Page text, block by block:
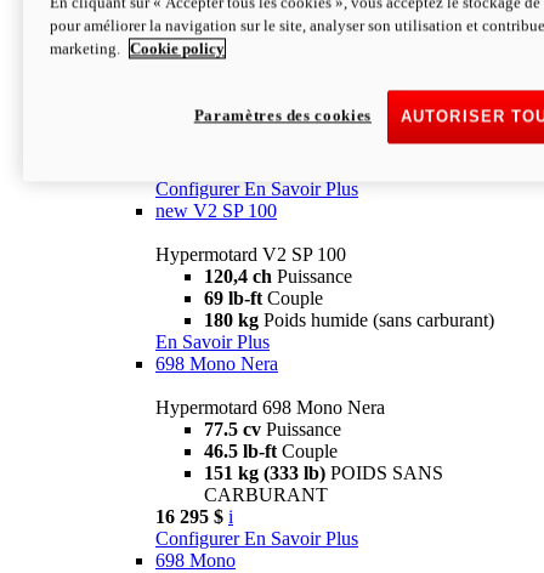
Configurer En Savoir Plus
newV2 SP
69 lb-ftCouple
Poids humide (sans carburant)
Configurer En Savoir Plus
new V2 SP 100
Hypermotard V2 SP 100
120,4 ch Puissance
69 lb-ft Couple
180 kg Poids humide (sans carburant)
En Savoir Plus
698 Mono Nera
Hypermotard 698 Mono Nera
77.5 cv Puissance
46.5 lb-ft Couple
151 kg (333 lb) POIDS SANS
CARBURANT
16 295 $ i
Configurer En Savoir Plus
698 Mono
pour améliorer la navigation sur le site, analyser son utilisation et
marketing.
Cookie policy
AUTORISER
Paramètres des cookies